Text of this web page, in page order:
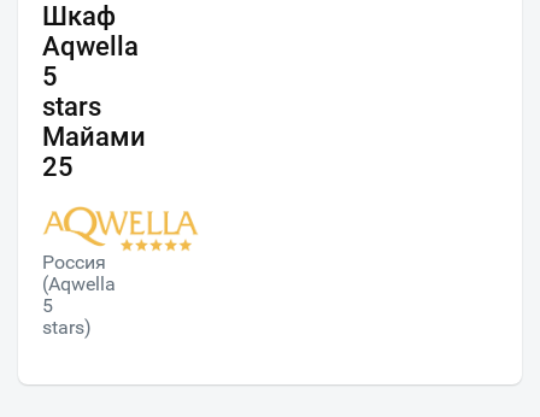
Шкаф
Aqwella
5
stars
Майами
25
Россия
(Aqwella
5
stars)